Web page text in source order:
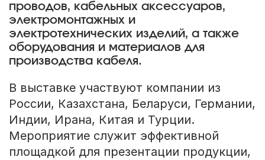
проводов, кабельных аксессуаров,
электромонтажных и
электротехнических изделий, а также
оборудования и материалов для
производства кабеля.
В выставке участвуют компании из
России, Казахстана, Беларуси, Германии,
Индии, Ирана, Китая и Турции.
Мероприятие служит эффективной
площадкой для презентации продукции,